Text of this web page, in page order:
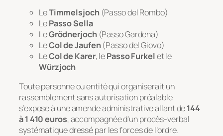
LeTimmelsjoch(Passo del Rombo)
LePasso Sella
LeGrödnerjoch(Passo Gardena)
LeCol de Jaufen(Passo del Giovo)
LeCol de Karer, lePasso Furkelet le
Würzjoch
Toute personne ou entité qui organiserait un
rassemblement sans autorisation préalable
s’expose à une amende administrative allant de144
à 1 410 euros, accompagnée d’un procès-verbal
systématique dressé par les forces de l’ordre.